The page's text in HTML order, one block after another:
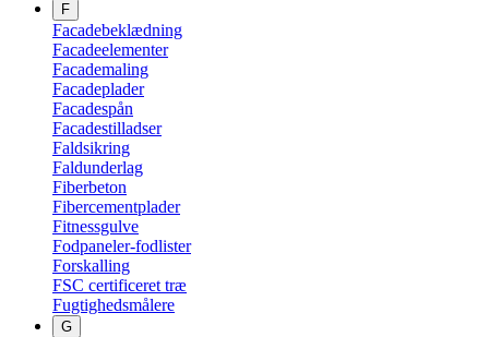
F
Facadebeklædning
Facadeelementer
Facademaling
Facadeplader
Facadespån
Facadestilladser
Faldsikring
Faldunderlag
Fiberbeton
Fibercementplader
Fitnessgulve
Fodpaneler-fodlister
Forskalling
FSC certificeret træ
Fugtighedsmålere
G